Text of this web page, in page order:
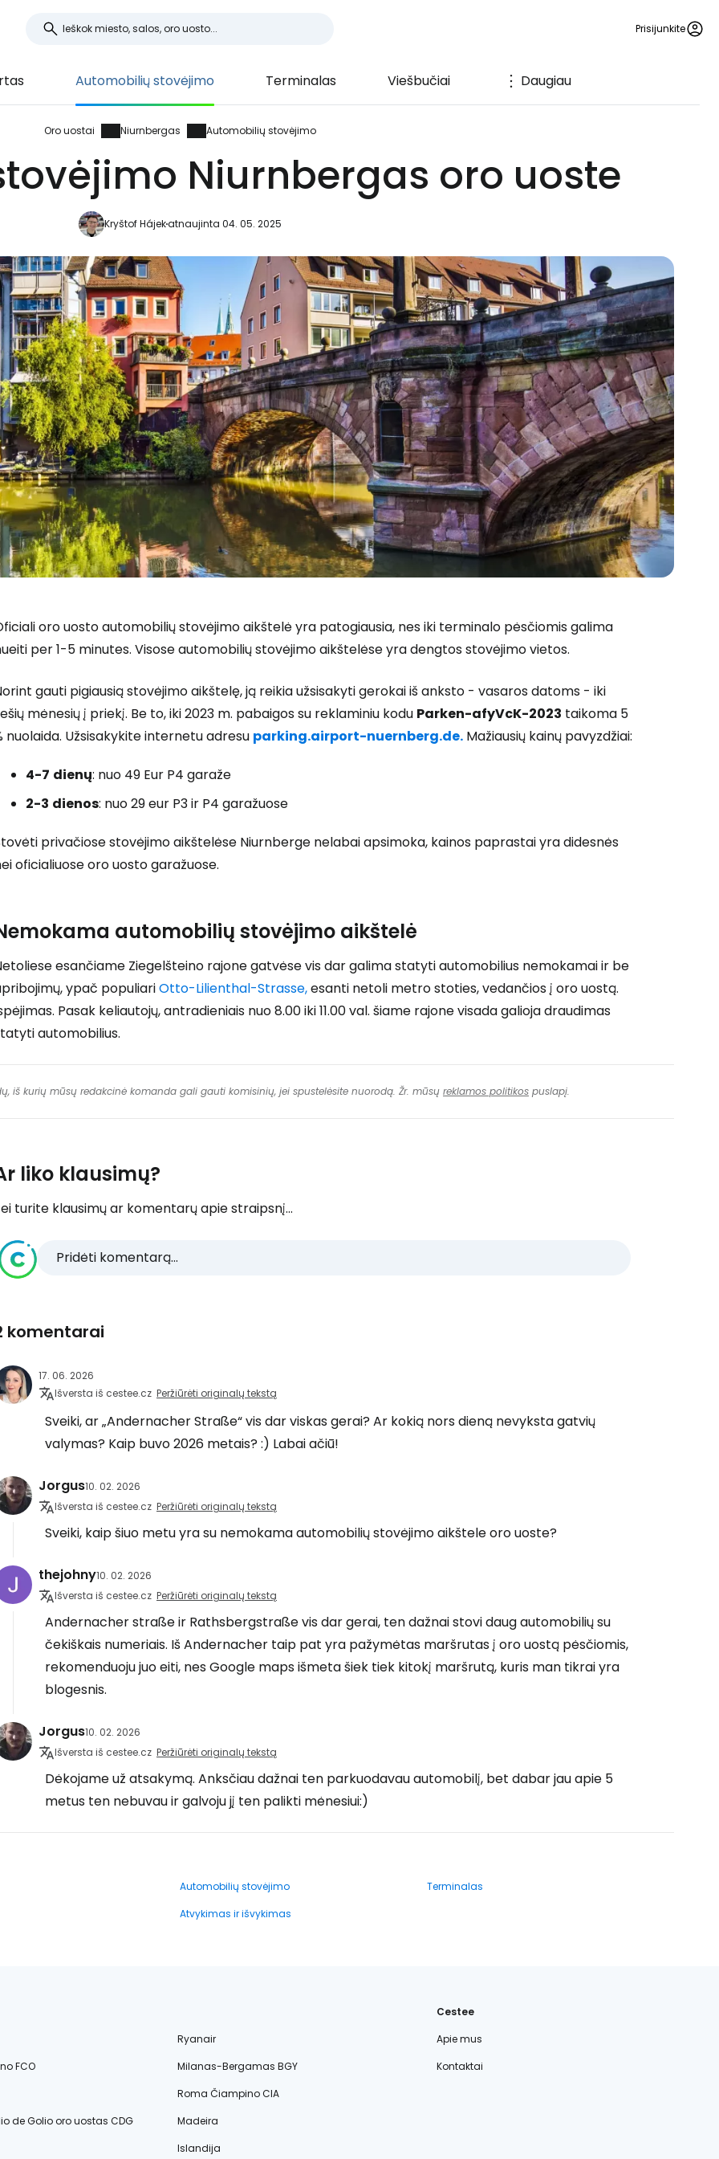
Prisijunkite
Automobilių stovėjimo Terminalas Viešbučiai Daugiau
Oro uostai Niurnbergas Automobilių stovėjimo
Niurnbergas oro uoste
Kryštof Hájekatnaujinta 04. 05. 2025
oro uosto automobilių stovėjimo aikštelė yra patogiausia, nes iki terminalo pėsčiomis galima
per 1-5 minutes. Visose automobilių stovėjimo aikštelėse yra dengtos stovėjimo vietos.
gauti pigiausią stovėjimo aikštelę, ją reikia užsisakyti gerokai iš anksto - vasaros datoms - iki
mėnesių į priekį. Be to, iki 2023 m. pabaigos su reklaminiu kodu Parken-afyVcK-2023 taikoma 5
nuolaida. Užsisakykite internetu adresu parking.airport-nuernberg.de. Mažiausių kainų pavyzdžiai:
4-7 dienų: nuo 49 Eur P4 garaže
2-3 dienos: nuo 29 eur P3 ir P4 garažuose
privačiose stovėjimo aikštelėse Niurnberge nelabai apsimoka, kainos paprastai yra didesnės
oficialiuose oro uosto garažuose.
automobilių stovėjimo aikštelė
esančiame Ziegelšteino rajone gatvėse vis dar galima statyti automobilius nemokamai ir be
ypač populiariOtto-Lilienthal-Strasse,esanti netoli metro stoties, vedančios į oro uostą.
Pasak keliautojų, antradieniais nuo 8.00 iki 11.00 val. šiame rajone visada galioja draudimas
automobilius.
iš kurių mūsų redakcinė komanda gali gauti komisinių, jei spustelėsite nuorodą. Žr. mūsų reklamos politikos puslapį.
liko klausimų?
turite klausimų ar komentarų apie straipsnį...
Pridėti komentarą...
komentarai
17. 06. 2026
Išversta iš cestee.cz Peržiūrėti originalų tekstą
Sveiki, ar „Andernacher Straße“ vis dar viskas gerai? Ar kokią nors dieną nevyksta gatvių
valymas? Kaip buvo 2026 metais? :) Labai ačiū!
Jorgus10. 02. 2026
Išversta iš cestee.cz Peržiūrėti originalų tekstą
Sveiki, kaip šiuo metu yra su nemokama automobilių stovėjimo aikštele oro uoste?
thejohny10. 02. 2026
Išversta iš cestee.cz Peržiūrėti originalų tekstą
Andernacher straße ir Rathsbergstraße vis dar gerai, ten dažnai stovi daug automobilių su
čekiškais numeriais. Iš Andernacher taip pat yra pažymėtas maršrutas į oro uostą pėsčiomis,
rekomenduoju juo eiti, nes Google maps išmeta šiek tiek kitokį maršrutą, kuris man tikrai yra
blogesnis.
Jorgus10. 02. 2026
Išversta iš cestee.cz Peržiūrėti originalų tekstą
Dėkojame už atsakymą. Anksčiau dažnai ten parkuodavau automobilį, bet dabar jau apie 5
metus ten nebuvau ir galvoju jį ten palikti mėnesiui:)
Automobilių stovėjimo
Terminalas
Atvykimas ir išvykimas
Ryanair
FCO
Milanas-Bergamas BGY
Roma Čiampino CIA
de Golio oro uostas CDG
Madeira
Islandija
Cestee
Apie mus
Kontaktai
Prisijunkite prie Cestee
Tęsti su Google
Tęsti el. paštu